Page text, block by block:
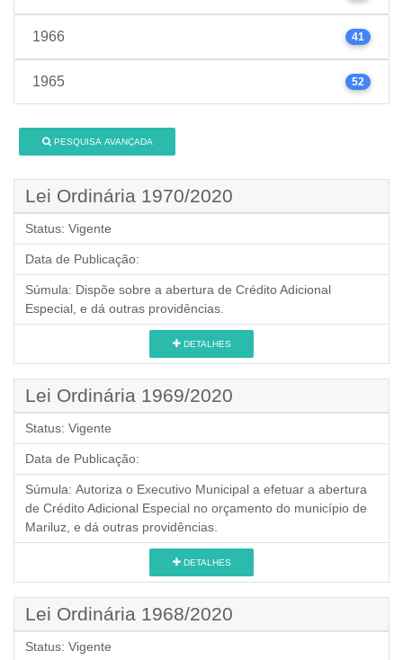
1966 41
1965 52
PESQUISA AVANÇADA
Lei Ordinária 1970/2020
Status: Vigente
Data de Publicação:
Súmula: Dispõe sobre a abertura de Crédito Adicional
Especial, e dá outras providências.
DETALHES
Lei Ordinária 1969/2020
Status: Vigente
Data de Publicação:
Súmula: Autoriza o Executivo Municipal a efetuar a abertura
de Crédito Adicional Especial no orçamento do município de
Mariluz, e dá outras providências.
DETALHES
Lei Ordinária 1968/2020
Status: Vigente